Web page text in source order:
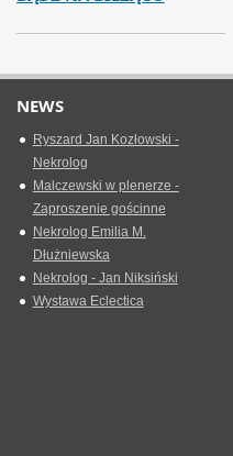
NEWS
Ryszard Jan Kozłowski -
Nekrolog
Malczewski w plenerze -
Zaproszenie gościnne
Nekrolog Emilia M.
Dłużniewska
Nekrolog - Jan Niksiński
Wystawa Eclectica